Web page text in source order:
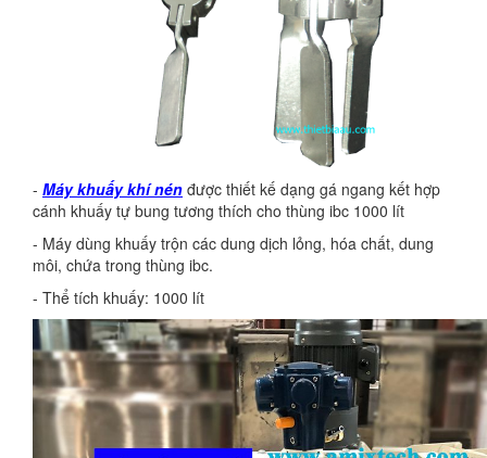
- Máy khuấy khí nén được thiết kế dạng gá ngang kết hợp
cánh khuấy tự bung tương thích cho thùng ibc 1000 lít
- Máy dùng khuấy trộn các dung dịch lỏng, hóa chất, dung
môi, chứa trong thùng ibc.
- Thể tích khuấy: 1000 lít